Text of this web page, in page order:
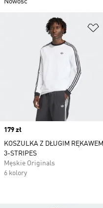
Nowość
Price
179 zł
KOSZULKA Z DŁUGIM RĘKAWEM
3-STRIPES
Męskie Originals
6 kolory